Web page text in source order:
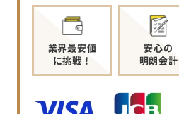
業界最安値
に挑戦！
安心の
明朗会計